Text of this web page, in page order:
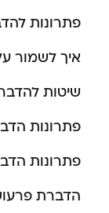
פתרונות
איך לשמור
שיטות
פתרונות
פתרונות
הדברת